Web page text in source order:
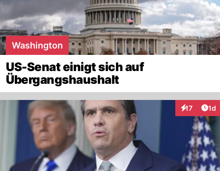
Washington
US-Senat einigt sich auf
Übergangshaushalt
17 1d